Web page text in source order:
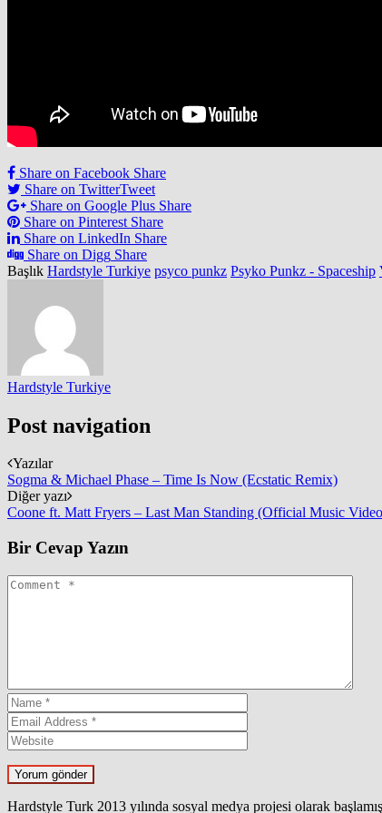
Share on Facebook Share
Share on TwitterTweet
Share on Google Plus Share
Share on Pinterest Share
Share on LinkedIn Share
Share on Digg Share
Başlık Hardstyle Turkiye psyco punkz Psyko Punkz - Spaceship
Hardstyle Turkiye
Post navigation
Yazılar
Sogma & Michael Phase – Time Is Now (Ecstatic Remix)
Diğer yazı
Coone ft. Matt Fryers – Last Man Standing (Official Music
Bir Cevap Yazın
Hardstyle Turk 2013 yılında sosyal medya projesi olarak